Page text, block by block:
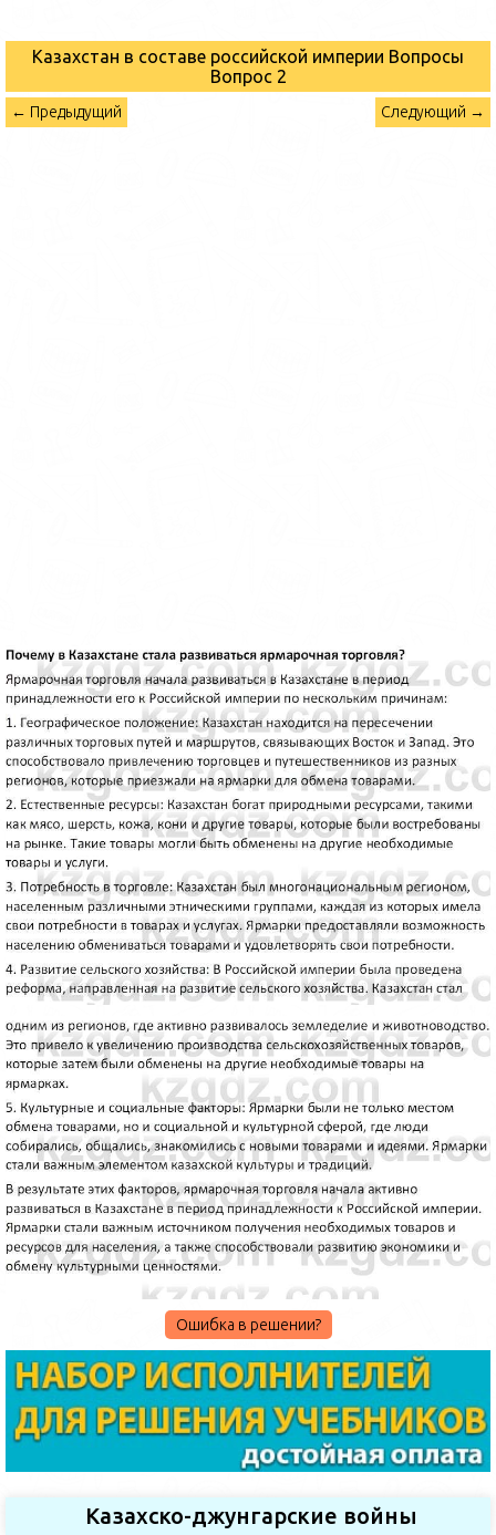
Казахстан в составе российской империи Вопросы
Вопрос 2
← Предыдущий Следующий →
Ошибка в решении?
Казахско-джунгарские войны